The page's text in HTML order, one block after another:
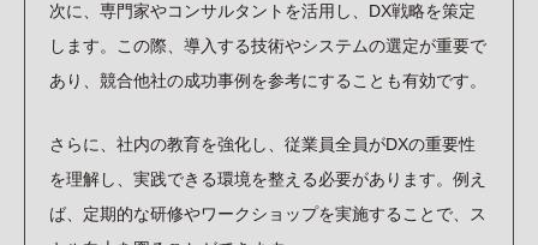
次に、専門家やコンサルタントを活用し、DX戦略を策定
します。この際、導入する技術やシステムの選定が重要で
あり、競合他社の成功事例を参考にすることも有効です。
さらに、社内の教育を強化し、従業員全員がDXの重要性
を理解し、実践できる環境を整える必要があります。例え
ば、定期的な研修やワークショップを実施することで、ス